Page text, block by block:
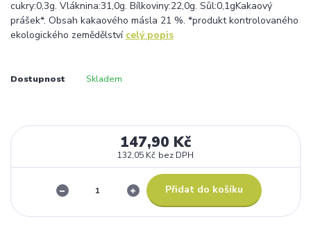
cukry:0,3g. Vláknina:31,0g. Bílkoviny:22,0g. Sůl:0,1gKakaový
prášek*. Obsah kakaového másla 21 %. *produkt kontrolovaného
ekologického zemědělství celý popis
Dostupnost Skladem
147,90 Kč
132,05 Kč bez DPH
Přidat do košíku